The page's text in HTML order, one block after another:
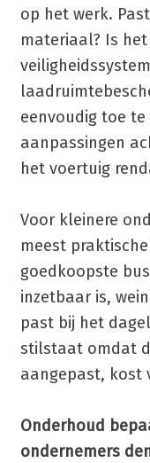
op het werk.
materiaal? Is
eenvoudig toe te
aanpassingen
het voertuig
Voor kleinere
meest
goedkoopste
inzetbaar is,
past bij het
stilstaat omdat
aangepast, kost
Onderhoud
ondernemers